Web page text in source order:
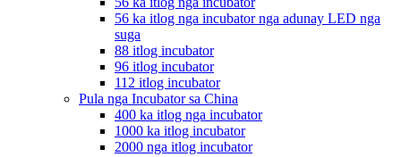
56 ka itlog nga incubator nga adunay LED nga
suga
88 itlog incubator
96 itlog incubator
112 itlog incubator
Pula nga Incubator sa China
400 ka itlog nga incubator
1000 ka itlog incubator
2000 nga itlog incubator